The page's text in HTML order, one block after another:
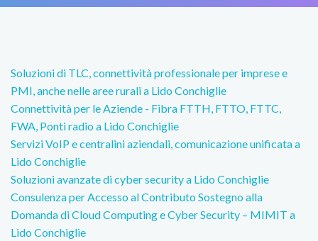
Soluzioni di TLC, connettività professionale per imprese e
PMI, anche nelle aree rurali a Lido Conchiglie
Connettività per le Aziende - Fibra FTTH, FTTO, FTTC,
FWA, Ponti radio a Lido Conchiglie
Servizi VoIP e centralini aziendali, comunicazione unificata a
Lido Conchiglie
Soluzioni avanzate di cyber security a Lido Conchiglie
Consulenza per Accesso al Contributo Sostegno alla
Domanda di Cloud Computing e Cyber Security – MIMIT a
Lido Conchiglie